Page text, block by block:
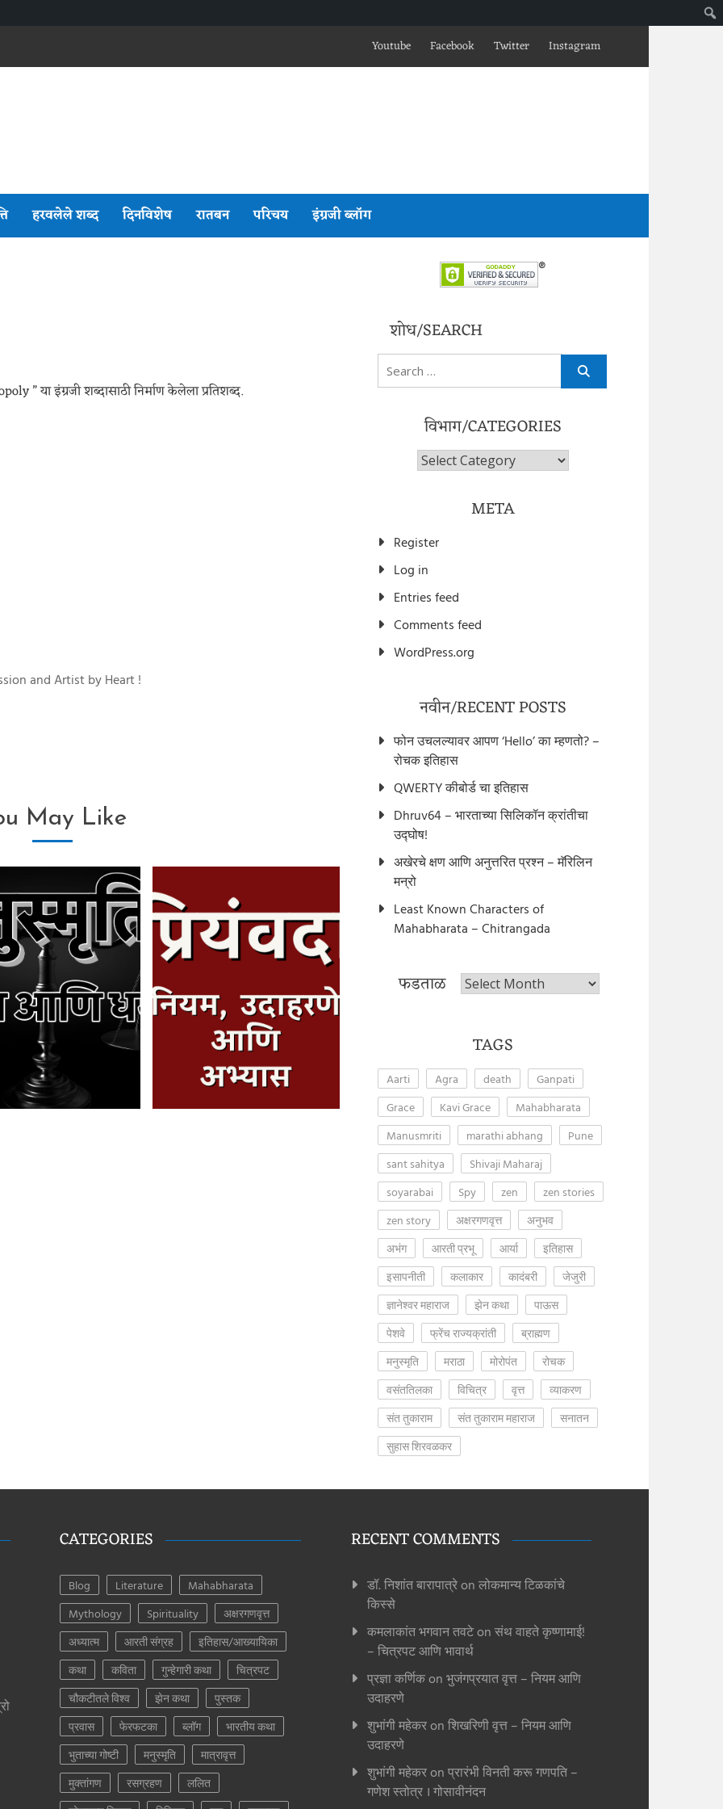
Youtube Facebook Twitter Instagram
हरवलेले शब्द दिनविशेष रातबन परिचय इंग्रजी ब्लॉग
” या इंग्रजी शब्दासाठी निर्माण केलेला प्रतिशब्द.
and Artist by Heart !
May Like
शोध/SEARCH
Search
for:
विभाग/CATEGORIES
विभाग/Categories
META
Register
Log in
Entries feed
Comments feed
WordPress.org
नवीन/RECENT POSTS
फोन उचलल्यावर आपण ‘Hello’ का म्हणतो? –
रोचक इतिहास
QWERTY कीबोर्ड चा इतिहास
Dhruv64 – भारताच्या सिलिकॉन क्रांतीचा
उद्घोष!
अखेरचे क्षण आणि अनुत्तरित प्रश्न – मॅरिलिन
मन्रो
Least Known Characters of
Mahabharata – Chitrangada
फडताळ फडताळ
TAGS
Aarti Agra death
Ganpati
Grace
Kavi Grace
Mahabharata
Manusmriti
marathi abhang
Pune
sant sahitya
Shivaji Maharaj
soyarabai
Spy zen
zen stories
zen story
अक्षरगणवृत्त
अनुभव
अभंग
आरती प्रभू आर्या
इतिहास
इसापनीती
कलाकार कादंबरी
जेजुरी
ज्ञानेश्वर महाराज
झेन कथा
पाऊस
पेशवे
फ्रेंच राज्यक्रांती
ब्राह्मण
मनुस्मृति
मराठा मोरोपंत
रोचक
वसंततिलका
विचित्र वृत्त
व्याकरण
संत तुकाराम
संत तुकाराम महाराज
सनातन
सुहास शिरवळकर
CATEGORIES
Blog Literature
Mahabharata
Mythology
Spirituality
अक्षरगणवृत्त
अध्यात्म
आरती संग्रह
इतिहास/आख्यायिका
कथा
कविता गुन्हेगारी कथा
चित्रपट
चौकटीतले विश्व
झेन कथा
पुस्तक
प्रवास
फेरफटका ब्लॉग
भारतीय कथा
भुताच्या गोष्टी
मनुस्मृति
मात्रावृत्त
मुक्तांगण
रसग्रहण
ललित
RECENT COMMENTS
डॉ. निशांत बारापात्रेon लोकमान्य टिळकांचे
किस्से
कमलाकांत भगवान तवटेon संथ वाहते कृष्णामाई!
– चित्रपट आणि भावार्थ
प्रज्ञा कर्णिकon भुजंगप्रयात वृत्त – नियम आणि
उदाहरणे
शुभांगी महेकरon शिखरिणी वृत्त – नियम आणि
उदाहरणे
शुभांगी महेकरon प्रारंभी विनती करू गणपति –
गणेश स्तोत्र । गोसावीनंदन